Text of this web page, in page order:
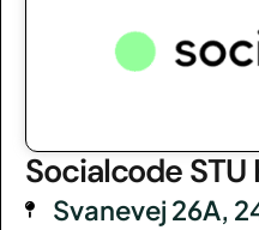
Socialcode
Svanevej 26A,